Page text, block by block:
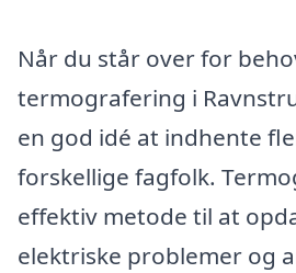
Når du står over for
termografering i
en god idé at indhente
forskellige fagfolk.
effektiv metode til at
elektriske problemer og